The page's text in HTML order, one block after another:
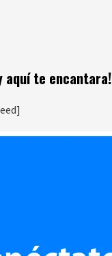
aquí te encantara!